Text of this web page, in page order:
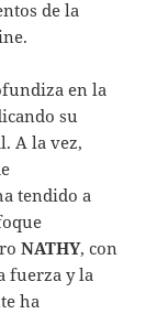
de la
en la
su
A la vez,
tendido a
NATHY, con
fuerza y la
ha